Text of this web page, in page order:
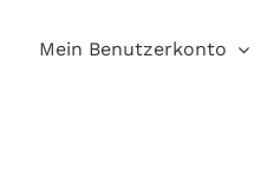
Mein Benutzerkonto